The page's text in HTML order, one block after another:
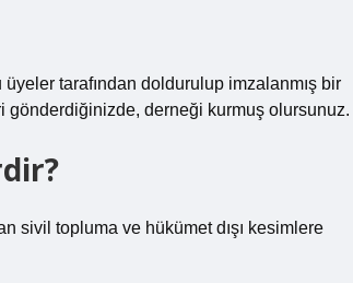
tarafından doldurulup imzalanmış bir
derneği kurmuş olursunuz.
sivil topluma ve hükümet dışı kesimlere